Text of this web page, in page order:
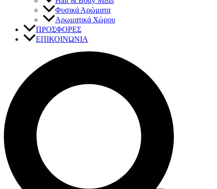
Φυσικά Αρώματα
Αρωματικά Χώρου
ΠΡΟΣΦΟΡΕΣ
ΕΠΙΚΟΙΝΩΝΙΑ